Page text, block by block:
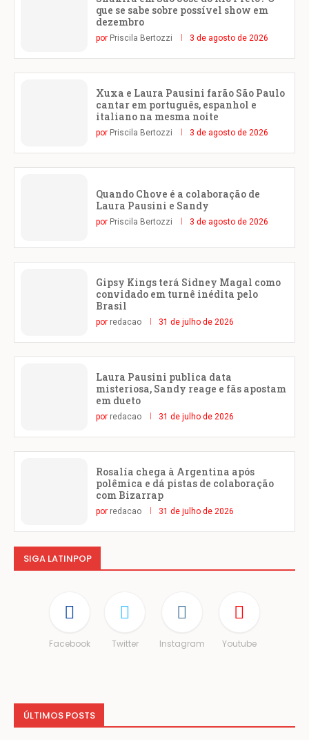
que se sabe sobre possível show em
dezembro
por Priscila Bertozzi 3 de agosto de 2026
Xuxa e Laura Pausini farão São Paulo
cantar em português, espanhol e
italiano na mesma noite
por Priscila Bertozzi 3 de agosto de 2026
Quando Chove é a colaboração de
Laura Pausini e Sandy
por Priscila Bertozzi 3 de agosto de 2026
Gipsy Kings terá Sidney Magal como
convidado em turnê inédita pelo
Brasil
por redacao 31 de julho de 2026
Laura Pausini publica data
misteriosa, Sandy reage e fãs apostam
em dueto
por redacao 31 de julho de 2026
Rosalía chega à Argentina após
polêmica e dá pistas de colaboração
com Bizarrap
por redacao 31 de julho de 2026
SIGA LATINPOP
Facebook Twitter Instagram Youtube
ÚLTIMOS POSTS